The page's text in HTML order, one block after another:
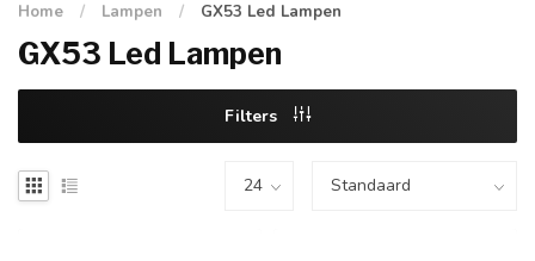
Home / Lampen / GX53 Led Lampen
GX53 Led Lampen
Filters